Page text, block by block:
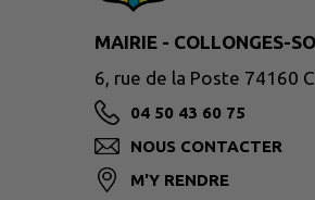
MAIRIE - COLLONGES-
6, rue de la Poste 74160
04 50 43 60 75
NOUS CONTACTER
M'Y RENDRE